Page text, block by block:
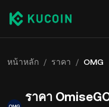
หน้าหลัก / ราคา / OMG
ราคา